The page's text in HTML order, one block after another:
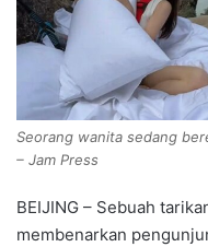
Seorang wanita sedang
– Jam Press
BEIJING – Sebuah
membenarkan